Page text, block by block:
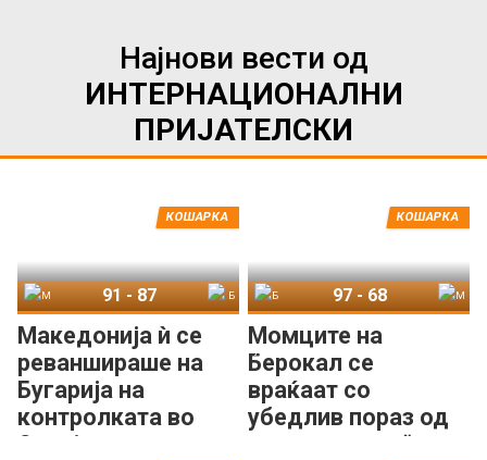
Најнови вести од
ИНТЕРНАЦИОНАЛНИ
ПРИЈАТЕЛСКИ
Македонија ѝ се
реваншираше на
Бугарија на
контролката во
Скопје
КОШАРКА
91 - 87
Момците на
Берокал се
враќаат со
убедлив пораз од
„контролката“ со
КОШАРКА
97 - 68